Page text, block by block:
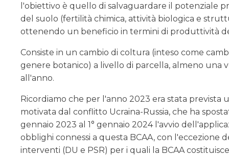
l'obiettivo è quello di salvaguardare il potenziale
del suolo (fertilità chimica, attività biologica e
ottenendo un beneficio in termini di produttività
Consiste in un cambio di coltura (inteso come
genere botanico) a livello di parcella, almeno una
all'anno.
Ricordiamo che per l'anno 2023 era stata prevista
motivata dal conflitto Ucraina-Russia, che ha
gennaio 2023 al 1° gennaio 2024 l'avvio
obblighi connessi a questa BCAA, con l'eccezione
interventi (DU e PSR) per i quali la BCAA